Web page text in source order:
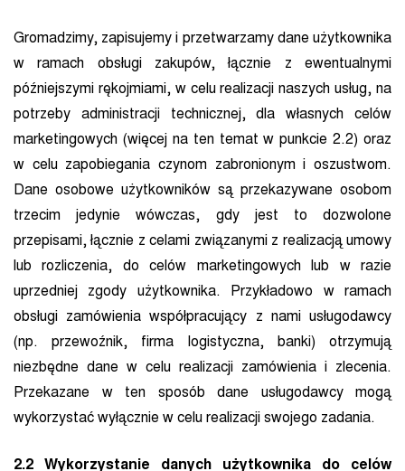
Gromadzimy, zapisujemy i przetwarzamy dane użytkownika
w ramach obsługi zakupów, łącznie z ewentualnymi
późniejszymi rękojmiami, w celu realizacji naszych usług, na
potrzeby administracji technicznej, dla własnych celów
marketingowych (więcej na ten temat w punkcie 2.2) oraz
w celu zapobiegania czynom zabronionym i oszustwom.
Dane osobowe użytkowników są przekazywane osobom
trzecim jedynie wówczas, gdy jest to dozwolone
przepisami, łącznie z celami związanymi z realizacją umowy
lub rozliczenia, do celów marketingowych lub w razie
uprzedniej zgody użytkownika. Przykładowo w ramach
obsługi zamówienia współpracujący z nami usługodawcy
(np. przewoźnik, firma logistyczna, banki) otrzymują
niezbędne dane w celu realizacji zamówienia i zlecenia.
Przekazane w ten sposób dane usługodawcy mogą
wykorzystać wyłącznie w celu realizacji swojego zadania.
2.2 Wykorzystanie danych użytkownika do celów